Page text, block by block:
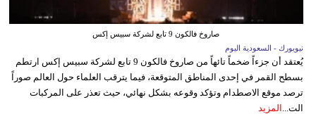
صاروخ فالكون 9 تابع لشركة سبيس إكس
نيويورك - السعودية اليوم
يُعتقد أن جزءاً ضخماً تائهاً من صاروخ فالكون 9 تابع لشركة سبيس إكس ارتطم
بسطح القمر في إحدى المناطق المتوقعة، فيما يترقب العلماء حول العالم صوراً
ترصد موقع الاصطدام وتؤكد وقوعه بشكل نهائي، حيث تعذر على المركبات
الت... المزيد